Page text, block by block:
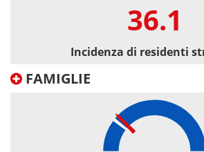
36.1
Incidenza di residenti
FAMIGLIE